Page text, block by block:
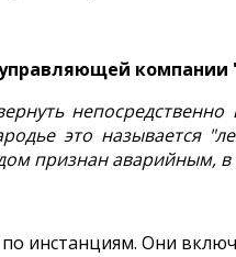
это называется
признан аварийным,
инстанциям. Они